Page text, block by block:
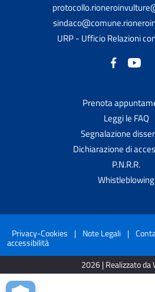
URP - Ufficio Relazioni
Prenota
Leggi le FAQ
Segnalazione
Dichiarazione di
P.N.R.R.
Whistleblowing
Privacy-Cookies | Note Legali |
accessibilità
2026 | Realizzato da